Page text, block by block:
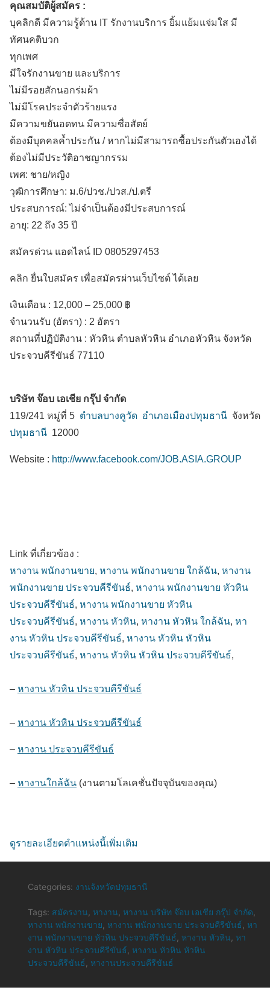
คุณสมบัติผู้สมัคร :
บุคลิกดี มีความรู้ด้าน IT รักงานบริการ ยิ้มแย้มแจ่มใส มี
ทัศนคติบวก
ทุกเพศ
มีใจรักงานขาย และบริการ
ไม่มีรอยสักนอกร่มผ้า
ไม่มีโรคประจำตัวร้ายแรง
มีความขยันอดทน มีความซื่อสัตย์
ต้องมีบุคคลค้ำประกัน / หากไม่มีสามารถซื้อประกันตัวเองได้
ต้องไม่มีประวัติอาชญากรรม
เพศ: ชาย/หญิง
วุฒิการศึกษา: ม.6/ปวช./ปวส./ป.ตรี
ประสบการณ์: ไม่จำเป็นต้องมีประสบการณ์
อายุ: 22 ถึง 35 ปี
สมัครด่วน แอดไลน์ ID 0805297453
คลิก ยื่นใบสมัคร เพื่อสมัครผ่านเว็บไซต์ ได้เลย
เงินเดือน : 12,000 – 25,000 ฿
จำนวนรับ (อัตรา) : 2 อัตรา
สถานที่ปฏิบัติงาน : หัวหิน ตำบลหัวหิน อำเภอหัวหิน จังหวัด
ประจวบคีรีขันธ์ 77110
บริษัท จ๊อบ เอเชีย กรุ๊ป จำกัด
119/241 หมู่ที่ 5 ตำบลบางคูวัด อำเภอเมืองปทุมธานี จังหวัด
ปทุมธานี 12000
Website : http://www.facebook.com/JOB.ASIA.GROUP
Link ที่เกี่ยวข้อง :
หางาน พนักงานขาย, หางาน พนักงานขาย ใกล้ฉัน, หางาน
พนักงานขาย ประจวบคีรีขันธ์, หางาน พนักงานขาย หัวหิน
ประจวบคีรีขันธ์, หางาน พนักงานขาย หัวหิน
ประจวบคีรีขันธ์, หางาน หัวหิน, หางาน หัวหิน ใกล้ฉัน, หา
งาน หัวหิน ประจวบคีรีขันธ์, หางาน หัวหิน หัวหิน
ประจวบคีรีขันธ์, หางาน หัวหิน หัวหิน ประจวบคีรีขันธ์,
– หางาน หัวหิน ประจวบคีรีขันธ์
– หางาน หัวหิน ประจวบคีรีขันธ์
– หางาน ประจวบคีรีขันธ์
– หางานใกล้ฉัน (งานตามโลเคชั่นปัจจุบันของคุณ)
ดูรายละเอียดตำแหน่งนี้เพิ่มเติม
Categories: งานจังหวัดปทุมธานี
Tags: สมัครงาน หางาน หางาน บริษัท จ๊อบ เอเชีย กรุ๊ป จำกัด
หางาน พนักงานขาย หางาน พนักงานขาย ประจวบคีรีขันธ์ หา
งาน พนักงานขาย หัวหิน ประจวบคีรีขันธ์ หางาน หัวหิน หา
งาน หัวหิน ประจวบคีรีขันธ์ หางาน หัวหิน หัวหิน
ประจวบคีรีขันธ์ หางานประจวบคีรีขันธ์